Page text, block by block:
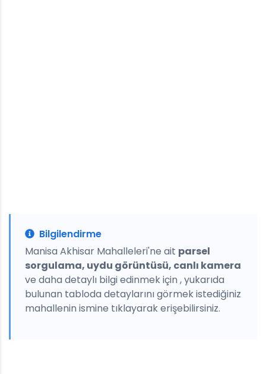
Bilgilendirme
Manisa Akhisar Mahalleleri'ne ait parsel
sorgulama, uydu görüntüsü, canlı kamera
ve daha detaylı bilgi edinmek için , yukarıda
bulunan tabloda detaylarını görmek istediğiniz
mahallenin ismine tıklayarak erişebilirsiniz.